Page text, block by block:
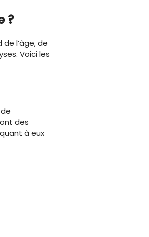
?
de l’âge, de
Voici les
des
à eux